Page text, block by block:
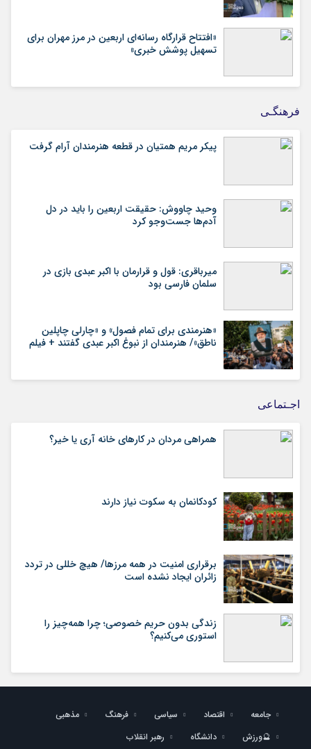
«افتتاح قرارگاه رسانه‌ای اربعین در مرز مهران برای
تسهیل پوشش خبری»
فرهنگـی
پیکر مریم همتیان در قطعه هنرمندان آرام گرفت
وحید چاووش: حقیقت اربعین را باید در دل
آدم‌ها جست‌وجو کرد
میرباقری: قول و قرارمان با اکبر عبدی بازی در
سلمان فارسی بود
«هنرمندی برای تمام فصول» و «چارلی چاپلین
ناطق»/ هنرمندان از نبوغ اکبر عبدی گفتند + فیلم
اجـتماعی
همراهی مردان در کارهای خانه آری یا خیر؟
کودکانمان به سکوت نیاز دارند
برقراری امنیت در همه مرزها/ هیچ‌ خللی در تردد
زائران ایجاد نشده است
زندگی بدون حریم خصوصی؛ چرا همه‌چیز را
استوری می‌کنیم؟
جامعه اقتصاد سیاسی فرهنگ
مذهبی
🔮ورزش
دانشگاه رهبر انقلاب